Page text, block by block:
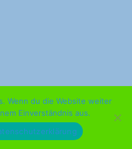
Wenn du die Website weiter
Einverständnis aus.